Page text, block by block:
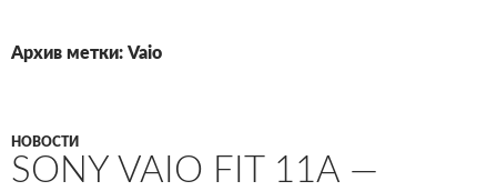
Архив метки: Vaio
НОВОСТИ
SONY VAIO FIT 11A —